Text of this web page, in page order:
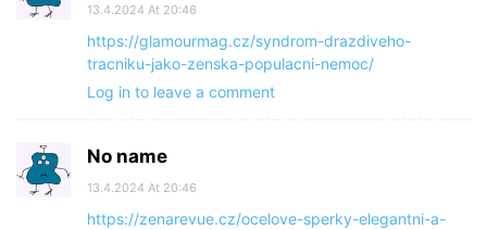
13.4.2024 At 20:46
https://glamourmag.cz/syndrom-drazdiveho-
tracniku-jako-zenska-populacni-nemoc/
Log in to leave a comment
No name
13.4.2024 At 20:46
https://zenarevue.cz/ocelove-sperky-elegantni-a-